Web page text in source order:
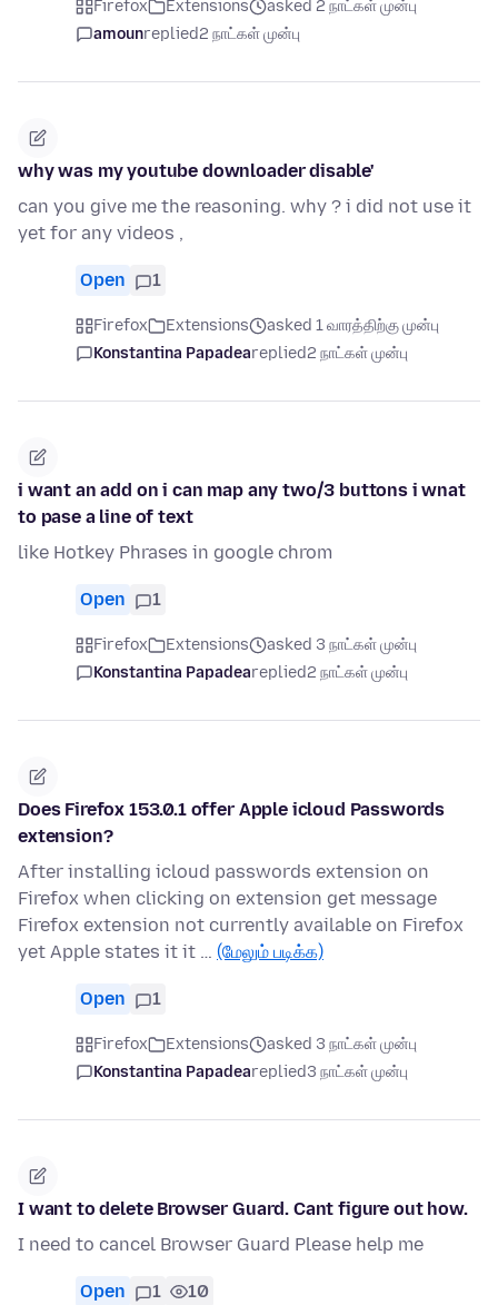
Firefox Extensions
asked 2 நாட்கள் முன்பு
amounreplied2 நாட்கள் முன்பு
why was my youtube downloader disable'
can you give me the reasoning. why ? i did not use it
yet for any videos ,
Open 1
Firefox Extensions
asked 1 வாரத்திற்கு முன்பு
Konstantina Papadeareplied2 நாட்கள் முன்பு
i want an add on i can map any two/3 buttons i wnat
to pase a line of text
like Hotkey Phrases in google chrom
Open 1
Firefox Extensions
asked 3 நாட்கள் முன்பு
Konstantina Papadeareplied2 நாட்கள் முன்பு
Does Firefox 153.0.1 offer Apple icloud Passwords
extension?
After installing icloud passwords extension on
Firefox when clicking on extension get message
Firefox extension not currently available on Firefox
yet Apple states it it … (மேலும் படிக்க)
Open 1
Firefox Extensions
asked 3 நாட்கள் முன்பு
Konstantina Papadeareplied3 நாட்கள் முன்பு
I want to delete Browser Guard. Cant figure out how.
I need to cancel Browser Guard Please help me
Open 1 10